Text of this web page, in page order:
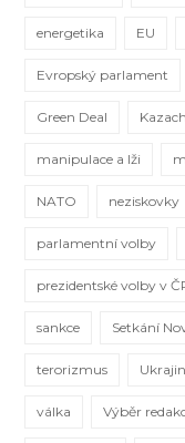
energetika EU
Evropský parlament
Green Deal
manipulace a lži
NATO neziskovky
parlamentní volby
prezidentské volby v
sankce Setkání
terorizmus
válka Výběr